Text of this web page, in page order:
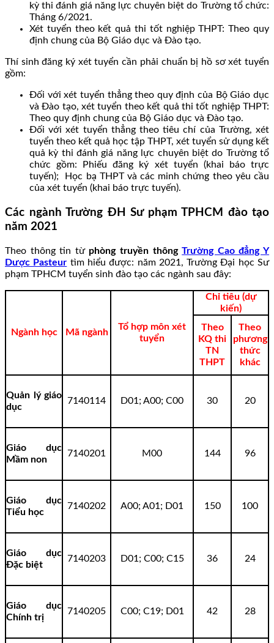
kỳ thi đánh giá năng lực chuyên biệt do Trường tổ chức:
Tháng 6/2021.
Xét tuyển theo kết quả thi tốt nghiệp THPT: Theo quy
định chung của Bộ Giáo dục và Đào tạo.
Thí sinh đăng ký xét tuyển cần phải chuẩn bị hồ sơ xét tuyển
gồm:
Đối với xét tuyển thẳng theo quy định của Bộ Giáo dục
và Đào tạo, xét tuyển theo kết quả thi tốt nghiệp THPT:
Theo quy định chung của Bộ Giáo dục và Đào tạo.
Đối với xét tuyển thẳng theo tiêu chí của Trường, xét
tuyển theo kết quả học tập THPT, xét tuyển sử dụng kết
quả kỳ thi đánh giá năng lực chuyên biệt do Trường tổ
chức gồm: Phiếu đăng ký xét tuyển (khai báo trực
tuyến); Học bạ THPT và các minh chứng theo yêu cầu
của xét tuyển (khai báo trực tuyến).
Các ngành Trường ĐH Sư phạm TPHCM đào tạo
năm 2021
Theo thông tin từ phòng truyền thông Trường Cao đẳng Y
Dược Pasteur tìm hiểu được: năm 2021, Trường Đại học Sư
phạm TPHCM tuyển sinh đào tạo các ngành sau đây:
Ngành học Mã ngành
Tổ hợp môn xét
tuyển
Chỉ tiêu (dự
kiến)
Theo
KQ thi
TN
THPT
Theo
phương
thức
khác
Quản lý giáo
dục
7140114 D01; A00; C00 30 20
Giáo dục
Mầm non
7140201 M00 144 96
Giáo dục
Tiểu học
7140202 A00; A01; D01 150 100
Giáo dục
Đặc biệt
7140203 D01; C00; C15 36 24
Giáo dục
Chính trị
7140205 C00; C19; D01 42 28